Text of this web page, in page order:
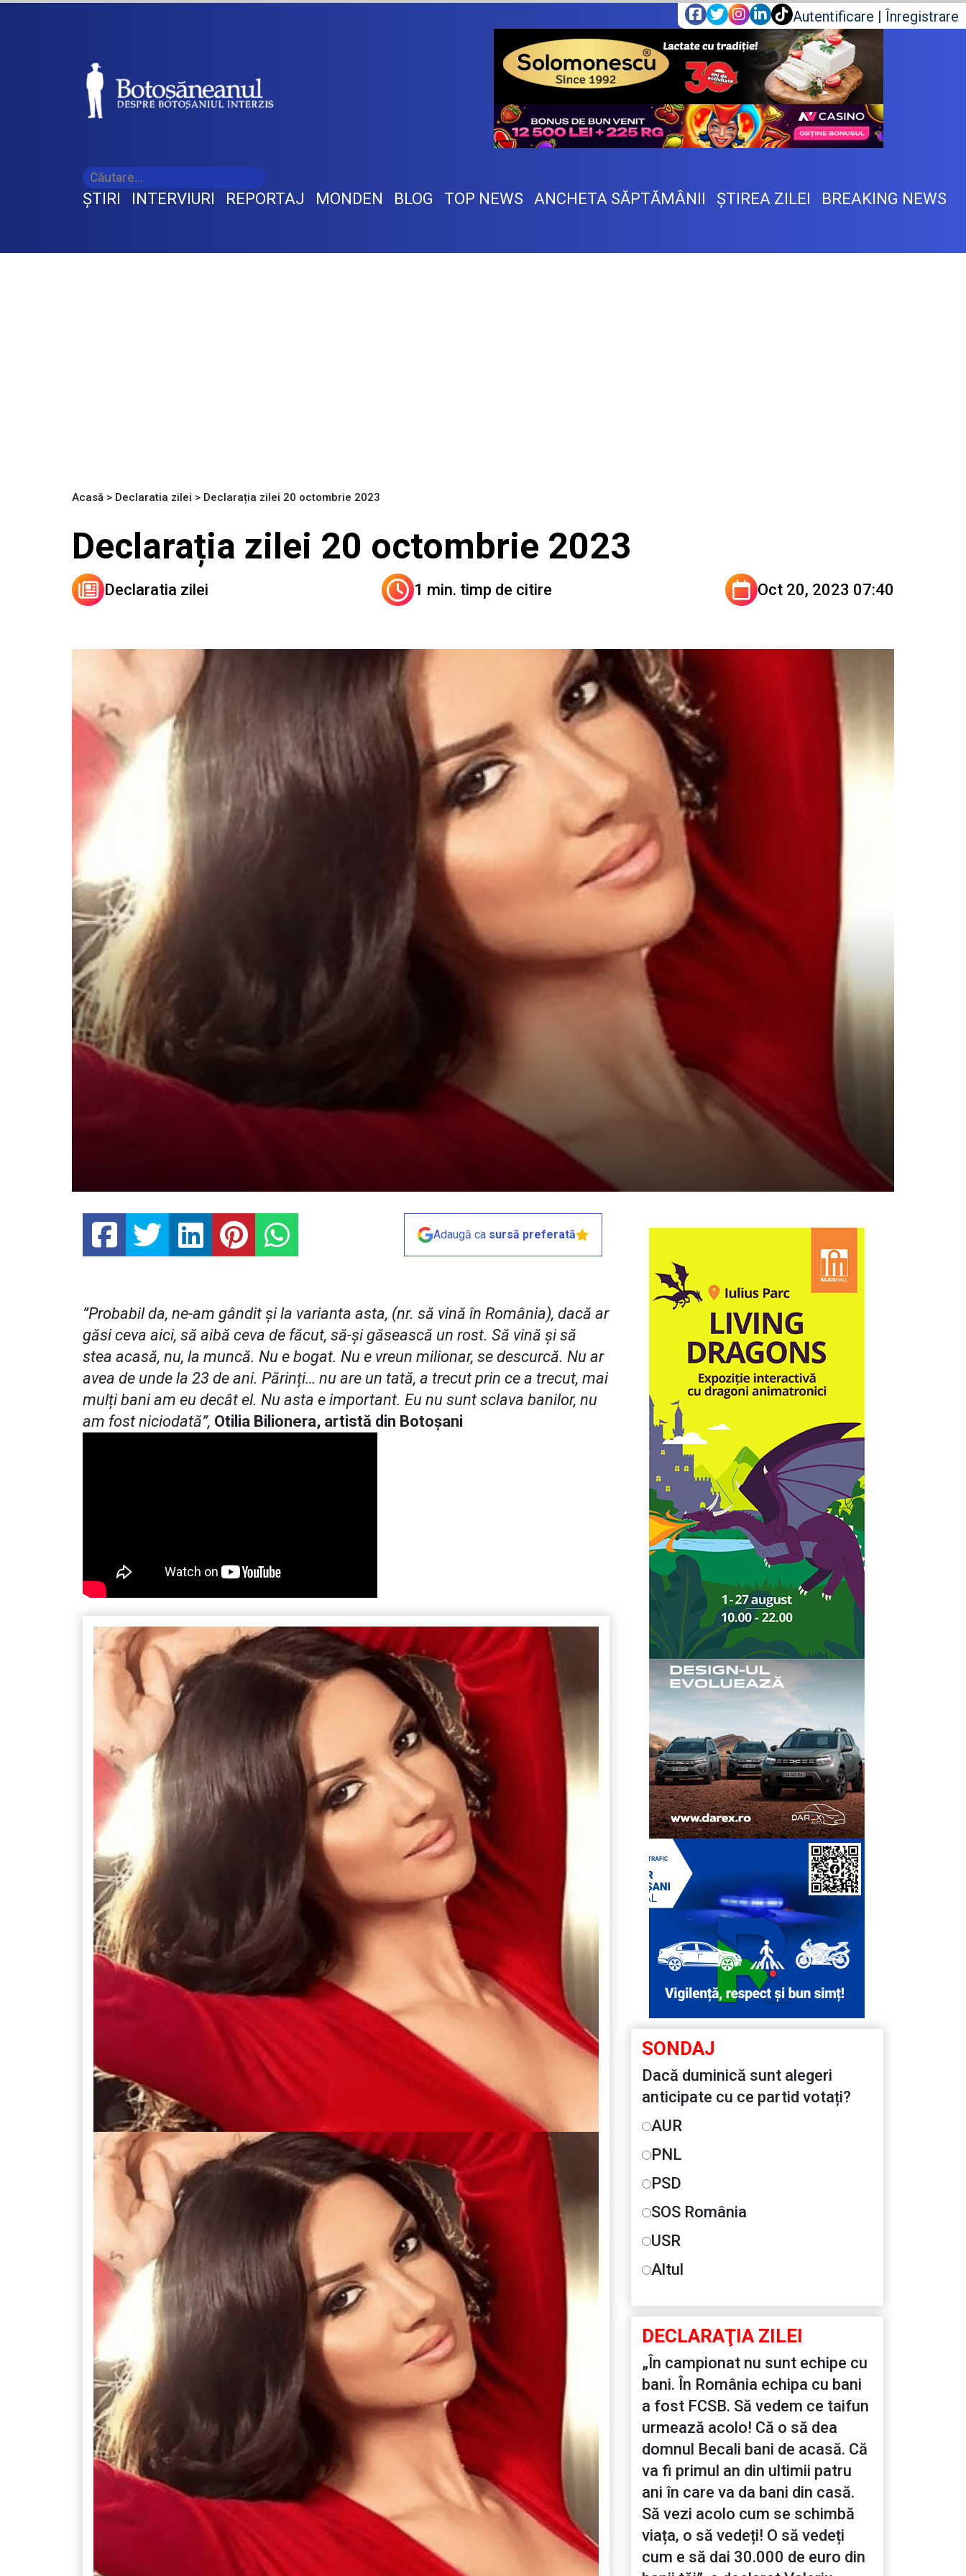
Autentificare | Înregistrare
ŞTIRI INTERVIURI REPORTAJ MONDEN BLOG TOP NEWS ANCHETA SĂPTĂMÂNII ŞTIREA ZILEI BREAKING NEWS
Acasă > Declaratia zilei > Declarația zilei 20 octombrie 2023
Declarația zilei 20 octombrie 2023
Declaratia zilei 1 min. timp de citire Oct 20, 2023 07:40
Adaugă ca sursă preferată
”Probabil da, ne-am gândit și la varianta asta, (nr. să vină în România), dacă ar
găsi ceva aici, să aibă ceva de făcut, să-și găsească un rost. Să vină și să
stea acasă, nu, la muncă. Nu e bogat. Nu e vreun milionar, se descurcă. Nu ar
avea de unde la 23 de ani. Părinți… nu are un tată, a trecut prin ce a trecut, mai
mulți bani am eu decât el. Nu asta e important. Eu nu sunt sclava banilor, nu
am fost niciodată”, Otilia Bilionera, artistă din Botoșani
SONDAJ
Dacă duminică sunt alegeri
anticipate cu ce partid votați?
AUR
PNL
PSD
SOS România
USR
Altul
DECLARAŢIA ZILEI
„În campionat nu sunt echipe cu
bani. În România echipa cu bani
a fost FCSB. Să vedem ce taifun
urmează acolo! Că o să dea
domnul Becali bani de acasă. Că
va fi primul an din ultimii patru
ani în care va da bani din casă.
Să vezi acolo cum se schimbă
viața, o să vedeți! O să vedeți
cum e să dai 30.000 de euro din